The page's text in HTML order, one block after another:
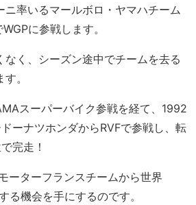
ニ率いるマールボロ・ヤマハチーム
に参戦します。
なく、シーズン途中でチームを去る
。
スーパーバイク参戦を経て、1992
ーナツホンダからRVFで参戦し、転
完走！
ーターフランスチームから世界
る機会を手にするのです。